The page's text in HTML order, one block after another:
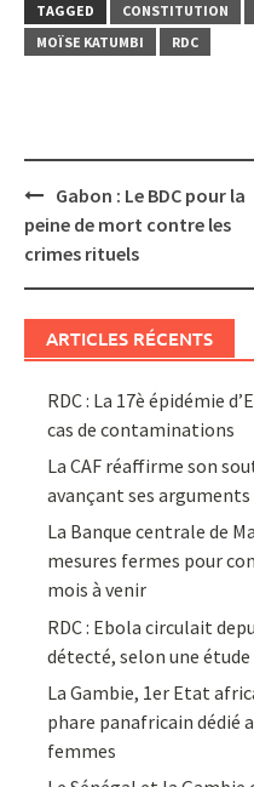
TAGGED
CONSTITUTION
MOÏSE KATUMBI
RDC
Post
navigation
Gabon : Le BDC pour la
peine de mort contre les
crimes rituels
ARTICLES RÉCENTS
RDC : La 17è épidémie
cas de contaminations
La CAF réaffirme son
avançant ses arguments
La Banque centrale de
mesures fermes pour
mois à venir
RDC : Ebola circulait
détecté, selon une étude
La Gambie, 1er Etat
phare panafricain dédié
femmes